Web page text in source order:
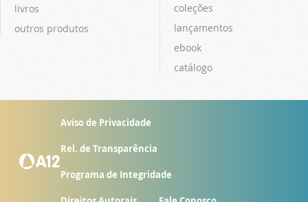
livros
outros produtos
coleções
lançamentos
ebook
catálogo
Aviso de Privacidade
Rel. de Transparência
Programa de Integridade